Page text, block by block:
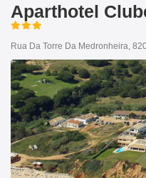
Aparthotel
Rua Da Torre Da Medronheira,